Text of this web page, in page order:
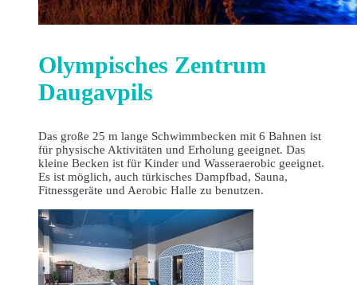
Olympisches Zentrum
Daugavpils
Das große 25 m lange Schwimmbecken mit 6 Bahnen ist
für physische Aktivitäten und Erholung geeignet. Das
kleine Becken ist für Kinder und Wasseraerobic geeignet.
Es ist möglich, auch türkisches Dampfbad, Sauna,
Fitnessgeräte und Aerobic Halle zu benutzen.